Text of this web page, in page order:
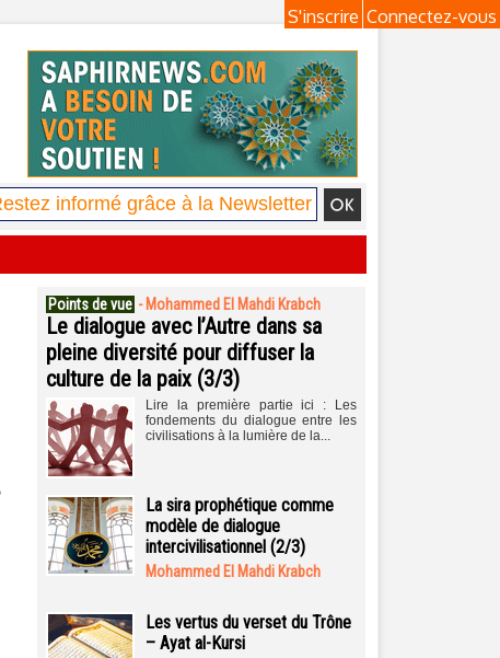
Connectez-vous
S'inscrire
Points de vue - Mohammed El Mahdi Krabch
Le dialogue avec l’Autre dans sa
pleine diversité pour diffuser la
culture de la paix (3/3)
Lire la première partie ici : Les
fondements du dialogue entre les
civilisations à la lumière de la...
La sira prophétique comme
modèle de dialogue
intercivilisationnel (2/3)
Mohammed El Mahdi Krabch
Les vertus du verset du Trône
– Ayat al-Kursi